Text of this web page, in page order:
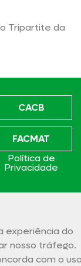
Tripartite da
CACB
FACMAT
Política de
Privacidade
Sinop – ACES
experiência do
nosso tráfego.
com o